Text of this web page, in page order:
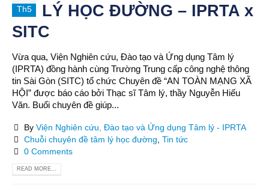
Th5
LÝ HỌC ĐƯỜNG – IPRTA x
SITC
Vừa qua, Viện Nghiên cứu, Đào tạo và Ứng dụng Tâm lý
(IPRTA) đồng hành cùng Trường Trung cấp công nghệ thông
tin Sài Gòn (SITC) tổ chức Chuyên đề “AN TOÀN MẠNG XÃ
HỘI” được báo cáo bởi Thạc sĩ Tâm lý, thầy Nguyễn Hiếu
Văn. Buổi chuyên đề giúp...
By Viện Nghiên cứu, Đào tạo và Ứng dụng Tâm lý - IPRTA
Chuỗi chuyên đề tâm lý học đường Tin tức
0 Comments
READ MORE...